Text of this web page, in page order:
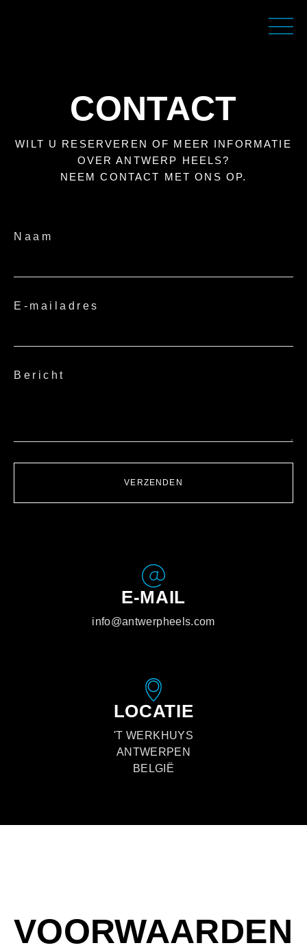
CONTACT
WILT U RESERVEREN OF MEER INFORMATIE
OVER ANTWERP HEELS?
NEEM CONTACT MET ONS OP.
Naam
E-mailadres
Bericht
VERZENDEN
E-MAIL
info@antwerpheels.com
LOCATIE
'T WERKHUYS
ANTWERPEN
BELGIË
VOORWAARDEN